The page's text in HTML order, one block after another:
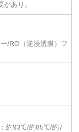
あり。
/RO（逆浸透膜）フ
約93℃/約85℃/約7